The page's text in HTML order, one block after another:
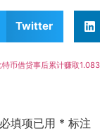
Twitter
必填项已用 * 标注